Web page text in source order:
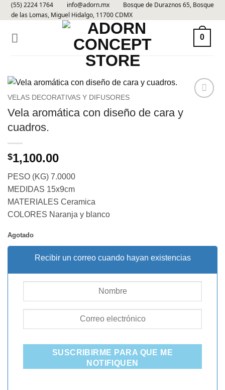
Skip
to
(55) 2224 1764 info@adorn.mx
Bosque de Duraznos 65, Bosque
de las Lomas, Miguel Hidalgo, 11700 CDMX
0
VELAS DECORATIVAS Y DIFUSORES
Vela aromática con diseño de cara y
cuadros.
$1,100.00
PESO (KG) 7.0000
MEDIDAS 15x9cm
MATERIALES Ceramica
COLORES Naranja y blanco
Agotado
Recibir un correo cuando hayan existencias
SUSCRIBIRME PARA QUE ME
NOTIFIQUEN